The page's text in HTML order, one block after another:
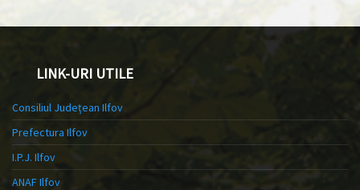
LINK-URI UTILE
Consiliul Județean Ilfov
Prefectura Ilfov
I.P.J. Ilfov
ANAF Ilfov